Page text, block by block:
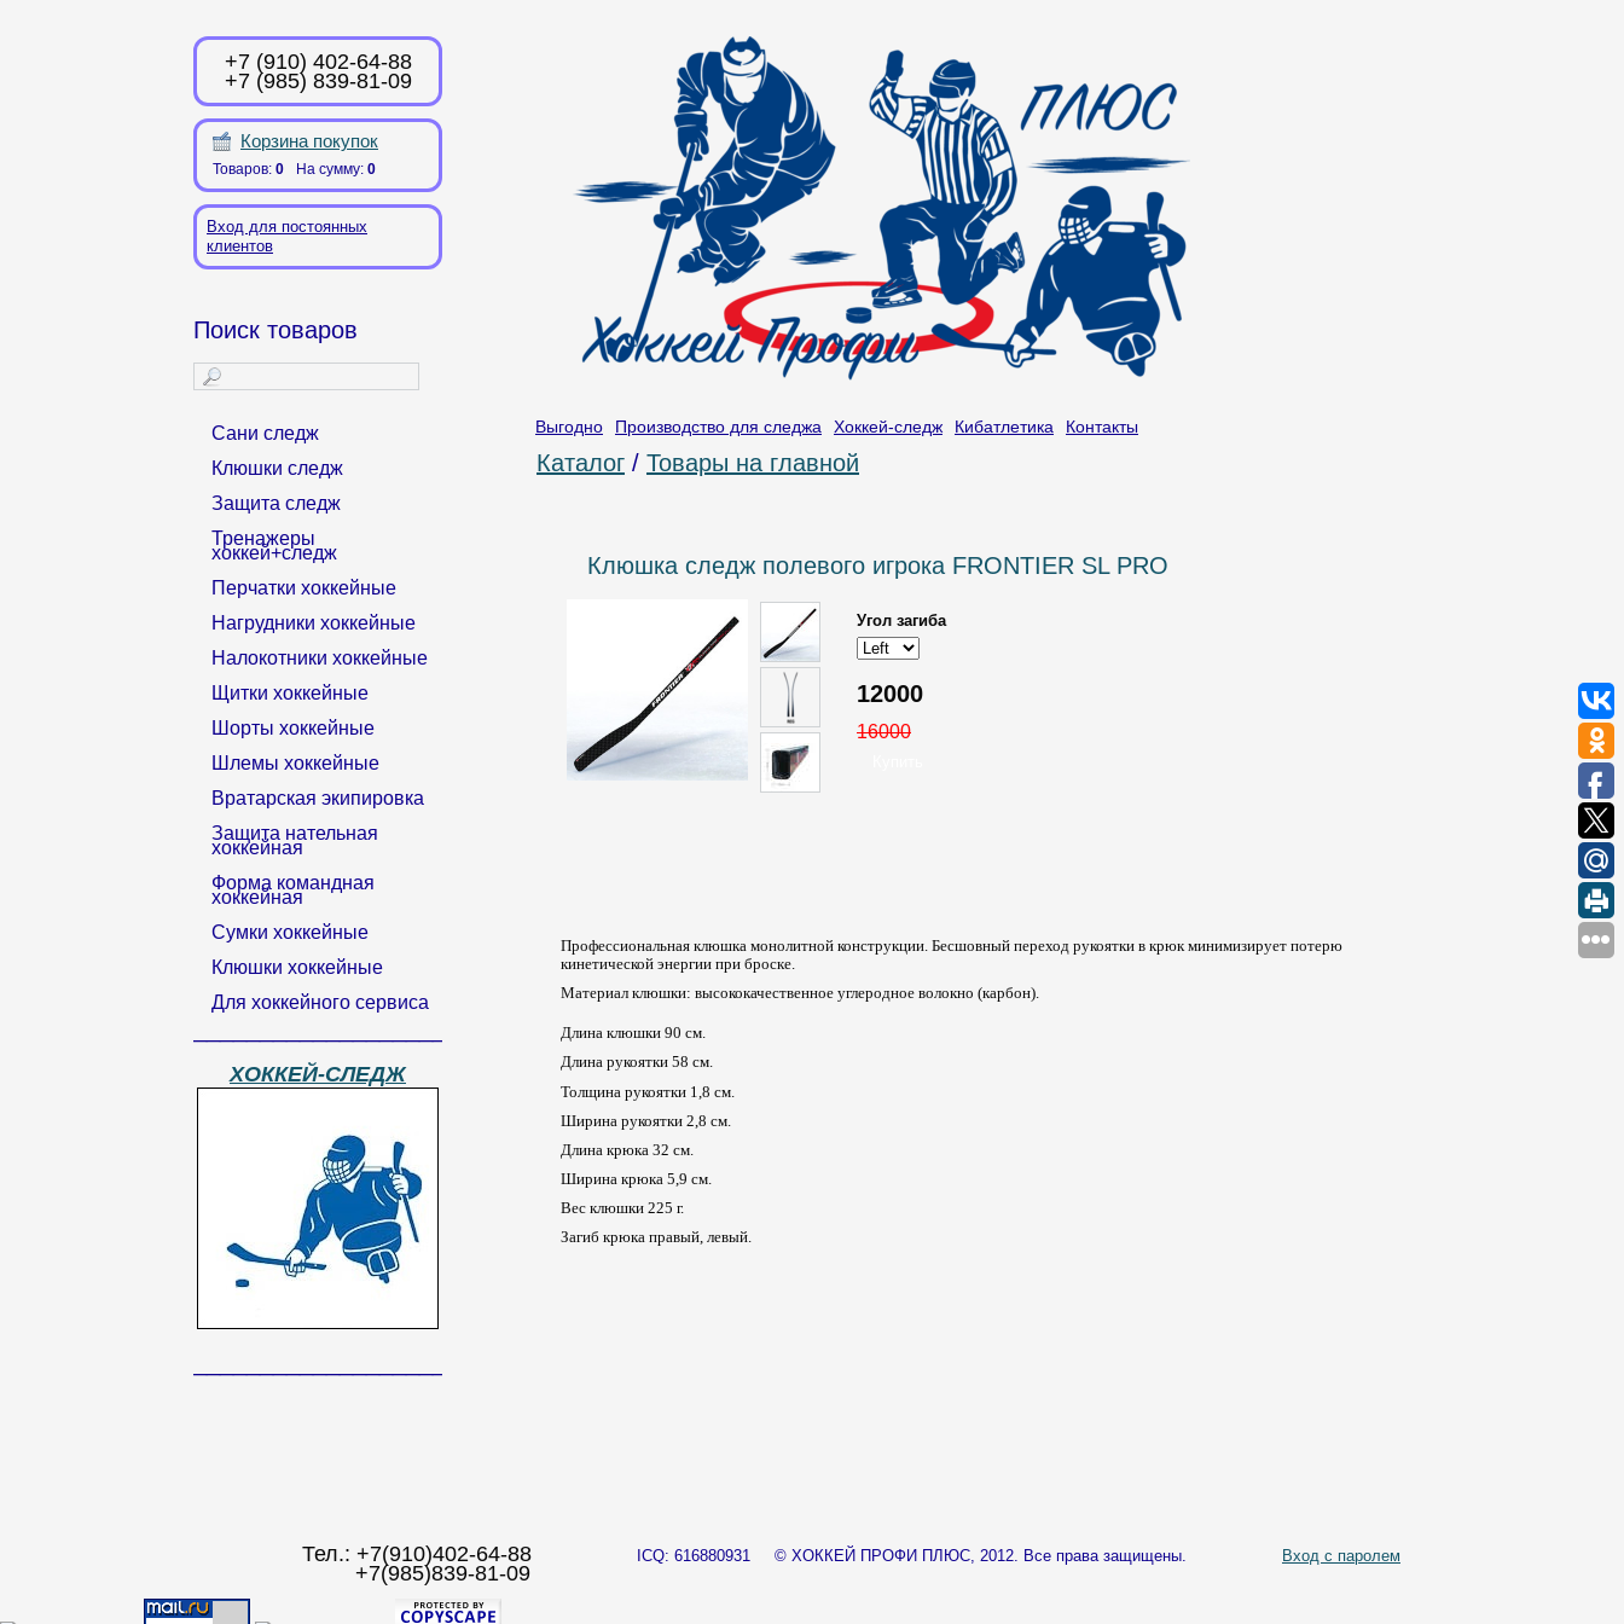
+7 (910) 402-64-88
+7 (985) 839-81-09
Корзина покупок
Товаров: 0 На сумму: 0
Вход для постоянных
клиентов
Выгодно Производство для следжа Хоккей-следж Кибатлетика Контакты
Поиск товаров
Сани следж
Клюшки следж
Защита следж
Тренажеры
хоккей+следж
Перчатки хоккейные
Нагрудники хоккейные
Налокотники хоккейные
Щитки хоккейные
Шорты хоккейные
Шлемы хоккейные
Вратарская экипировка
Защита нательная
хоккейная
Форма командная
хоккейная
Сумки хоккейные
Клюшки хоккейные
Для хоккейного сервиса
______________________________
ХОККЕЙ-СЛЕДЖ
Каталог / Товары на главной
Клюшка следж полевого игрока FRONTIER SL PRO
Угол загиба
12000
16000
Профессиональная клюшка монолитной конструкции. Бесшовный переход рукоятки в крюк минимизирует потерю
кинетической энергии при броске.
Материал клюшки: высококачественное углеродное волокно (карбон).
Длина клюшки 90 см.
Длина рукоятки 58 см.
Толщина рукоятки 1,8 см.
Ширина рукоятки 2,8 см.
Длина крюка 32 см.
Ширина крюка 5,9 см.
Вес клюшки 225 г.
Загиб крюка правый, левый.
Тел.: +7(910)402-64-88
+7(985)839-81-09
Вход с паролем
ICQ: 616880931 © ХОККЕЙ ПРОФИ ПЛЮС, 2012. Все права защищены.